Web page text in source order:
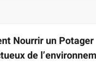
Nourrir un
de